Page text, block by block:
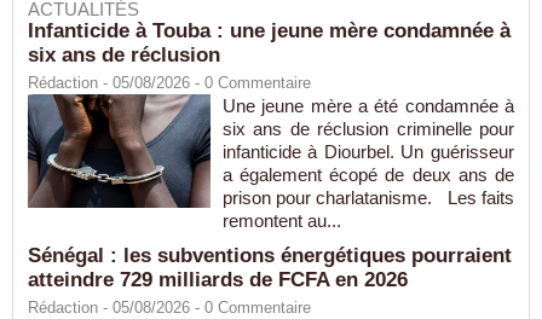
ACTUALITÉS
Infanticide à Touba : une jeune mère condamnée à
six ans de réclusion
Rédaction - 05/08/2026 - 0 Commentaire
Une jeune mère a été condamnée à
six ans de réclusion criminelle pour
infanticide à Diourbel. Un guérisseur
a également écopé de deux ans de
prison pour charlatanisme. Les faits
remontent au...
Sénégal : les subventions énergétiques pourraient
atteindre 729 milliards de FCFA en 2026
Rédaction - 05/08/2026 - 0 Commentaire